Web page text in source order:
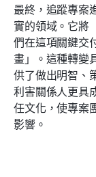
最終，追蹤專案
實的領域。它將
們在這項關鍵交
畫」。這種轉變
供了做出明智、
利害關係人更具
任文化，使專案
影響。